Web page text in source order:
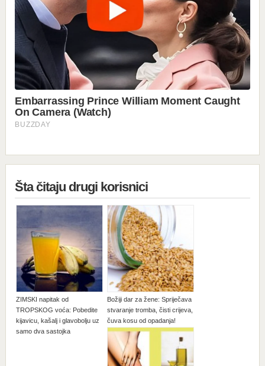
Šta čitaju drugi korisnici
ZIMSKI napitak od
TROPSKOG voća: Pobedite
kijavicu, kašalj i glavobolju uz
samo dva sastojka
Božiji dar za žene: Spriječava
stvaranje tromba, čisti crijeva,
čuva kosu od opadanja!